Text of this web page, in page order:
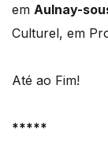
em Aulnay-
Culturel, em
Até ao Fim!
*****